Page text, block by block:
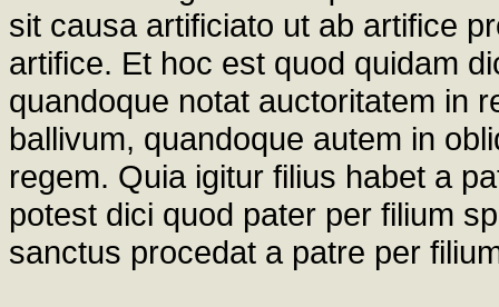
sit causa artificiato ut ab artifice
artifice. Et hoc est quod quidam
quandoque notat auctoritatem in
ballivum, quandoque autem in
regem. Quia igitur filius habet a
potest dici quod pater per filium
sanctus procedat a patre per